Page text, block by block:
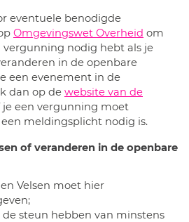
eventuele benodigde
Omgevingswet Overheid om
vergunning nodig hebt als je
in de openbare
een evenement in de
dan op de website van de
je een vergunning moet
meldingsplicht nodig is.
of veranderen in de openbare
Velsen moet hier
steun hebben van minstens